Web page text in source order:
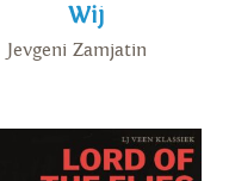
Wij
Jevgeni Zamjatin